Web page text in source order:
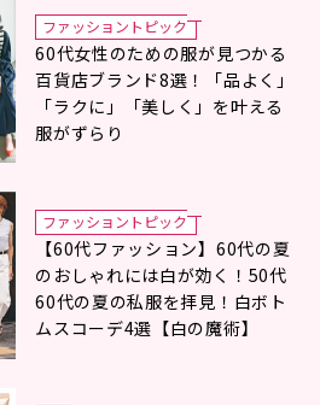
ファッショントピック
60代女性のための服が見つかる
百貨店ブランド8選！「品よく」
「ラクに」「美しく」を叶える
服がずらり
ファッショントピック
【60代ファッション】60代の夏
のおしゃれには白が効く！50代
60代の夏の私服を拝見！白ボト
ムスコーデ4選【白の魔術】